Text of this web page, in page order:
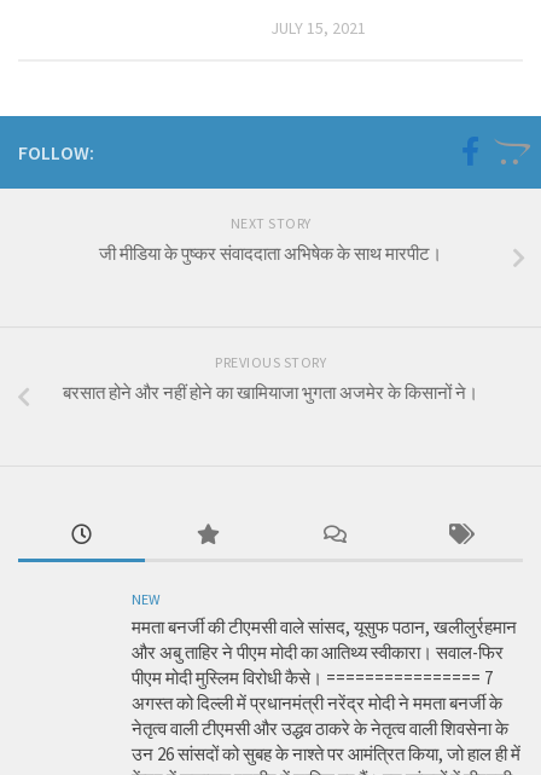
JULY 15, 2021
FOLLOW:
NEXT STORY
जी मीडिया के पुष्कर संवाददाता अभिषेक के साथ मारपीट।
PREVIOUS STORY
बरसात होने और नहीं होने का खामियाजा भुगता अजमेर के किसानों ने।
NEW
ममता बनर्जी की टीएमसी वाले सांसद, यूसुफ पठान, खलीलुर्रहमान
और अबु ताहिर ने पीएम मोदी का आतिथ्य स्वीकारा। सवाल-फिर
पीएम मोदी मुस्लिम विरोधी कैसे। ================ 7
अगस्त को दिल्ली में प्रधानमंत्री नरेंद्र मोदी ने ममता बनर्जी के
नेतृत्व वाली टीएमसी और उद्धव ठाकरे के नेतृत्व वाली शिवसेना के
उन 26 सांसदों को सुबह के नाश्ते पर आमंत्रित किया, जो हाल ही में